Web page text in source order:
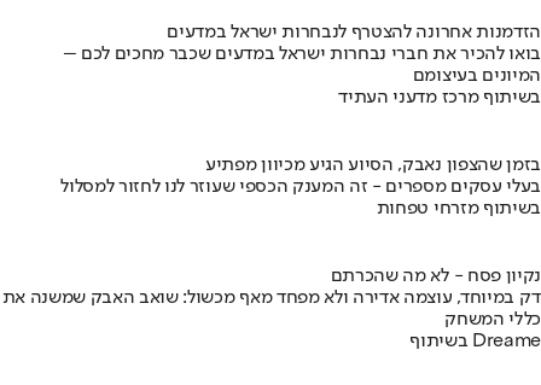
הזדמנות אחרונה להצטרף לנבחרות ישראל במדעים
בואו להכיר את חברי נבחרות ישראל במדעים שכבר מחכים לכם –
המיונים בעיצומם
בשיתוף מרכז מדעני העתיד
בזמן שהצפון נאבק, הסיוע הגיע מכיוון מפתיע
בעלי עסקים מספרים - זה המענק הכספי שעוזר לנו לחזור למסלול
בשיתוף מזרחי טפחות
נקיון פסח - לא מה שהכרתם
דק במיוחד, עוצמה אדירה ולא מפחד מאף מכשול: שואב האבק שמשנה את
כללי המשחק
בשיתוף Dreame